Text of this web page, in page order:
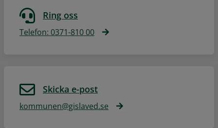
Ring oss
Telefon: 0371-810 00
Skicka e-post
kommunen@gislaved.se